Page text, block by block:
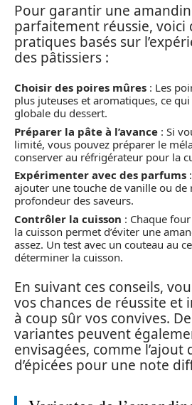
Pour garantir une
parfaitement réussie, voici
pratiques basés sur
des pâtissiers :
Choisir des poires mûres : Les
plus juteuses et aromatiques, ce
globale du dessert.
Préparer la pâte à l’avance : Si
limité, vous pouvez préparer le
conserver au réfrigérateur pour la
Expérimenter avec des parfums
ajouter une touche de vanille ou
profondeur des saveurs.
Contrôler la cuisson : Chaque
la cuisson permet d’éviter une
assez. Un test avec un couteau au
déterminer la cuisson.
En suivant ces conseils,
vos chances de réussite et
à coup sûr vos convives.
variantes peuvent
envisagées, comme l’ajout
d’épicées pour une note